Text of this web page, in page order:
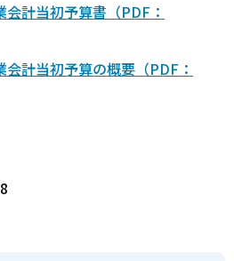
計当初予算書（PDF：
計当初予算の概要（PDF：